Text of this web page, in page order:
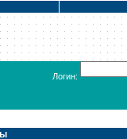
Логин: